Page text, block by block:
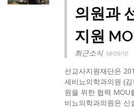
의원과
지원
최근소식 18/09/10
선교사지원재단은
세비뇨의학과의원 (
원을 위한 협력 MOU
비뇨의학과의원은 신